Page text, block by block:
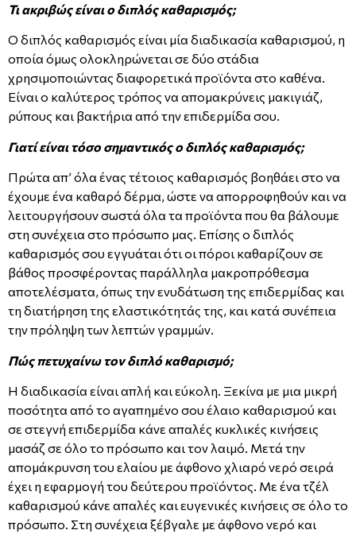
Τι ακριβώς είναι ο διπλός καθαρισμός;
Ο διπλός καθαρισμός είναι μία διαδικασία καθαρισμού, η
οποία όμως ολοκληρώνεται σε δύο στάδια
χρησιμοποιώντας διαφορετικά προϊόντα στο καθένα.
Είναι ο καλύτερος τρόπος να απομακρύνεις μακιγιάζ,
ρύπους και βακτήρια από την επιδερμίδα σου.
Γιατί είναι τόσο σημαντικός ο διπλός καθαρισμός;
Πρώτα απ’ όλα ένας τέτοιος καθαρισμός βοηθάει στο να
έχουμε ένα καθαρό δέρμα, ώστε να απορροφηθούν και να
λειτουργήσουν σωστά όλα τα προϊόντα που θα βάλουμε
στη συνέχεια στο πρόσωπο μας. Επίσης ο διπλός
καθαρισμός σου εγγυάται ότι οι πόροι καθαρίζουν σε
βάθος προσφέροντας παράλληλα μακροπρόθεσμα
αποτελέσματα, όπως την ενυδάτωση της επιδερμίδας και
τη διατήρηση της ελαστικότητάς της, και κατά συνέπεια
την πρόληψη των λεπτών γραμμών.
Πώς πετυχαίνω τον διπλό καθαρισμό;
Η διαδικασία είναι απλή και εύκολη. Ξεκίνα με μια μικρή
ποσότητα από το αγαπημένο σου έλαιο καθαρισμού και
σε στεγνή επιδερμίδα κάνε απαλές κυκλικές κινήσεις
μασάζ σε όλο το πρόσωπο και τον λαιμό. Μετά την
απομάκρυνση του ελαίου με άφθονο χλιαρό νερό σειρά
έχει η εφαρμογή του δεύτερου προϊόντος. Με ένα τζέλ
καθαρισμού κάνε απαλές και ευγενικές κινήσεις σε όλο το
πρόσωπο. Στη συνέχεια ξέβγαλε με άφθονο νερό και